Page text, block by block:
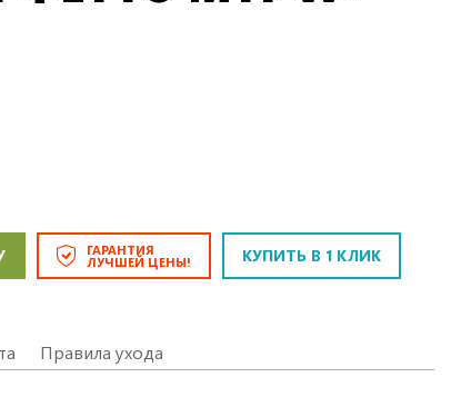
ГАРАНТИЯ
ЛУЧШЕЙ ЦЕНЫ! КУПИТЬ В 1 КЛИК
Правила ухода